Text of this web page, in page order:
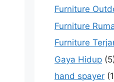
Furniture
Furniture
Furniture
Gaya Hidup
hand spayer